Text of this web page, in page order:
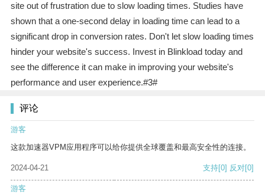
site out of frustration due to slow loading times. Studies have
shown that a one-second delay in loading time can lead to a
significant drop in conversion rates. Don't let slow loading times
hinder your website's success. Invest in Blinkload today and
see the difference it can make in improving your website's
performance and user experience.#3#
评论
游客
这款加速器VPM应用程序可以给你提供全球覆盖和最高安全性的连接。
2024-04-21 支持[0] 反对[0]
游客